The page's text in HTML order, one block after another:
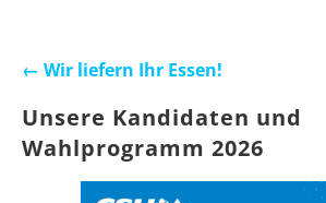
Beitragsnavigation
← Wir liefern Ihr Essen!
Unsere Kandidaten und
Wahlprogramm 2026